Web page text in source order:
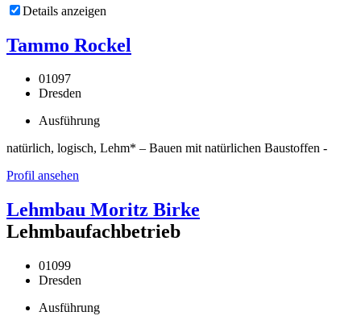
Details anzeigen
Tammo Rockel
01097
Dresden
Ausführung
natürlich, logisch, Lehm* – Bauen mit natürlichen Baustoffen -
Profil ansehen
Lehmbau Moritz Birke
Lehmbaufachbetrieb
01099
Dresden
Ausführung